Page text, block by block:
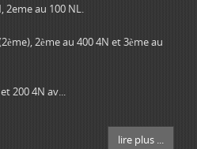
2eme au 100 NL.
2ème au 400 4N et 3ème au
200 4N av...
lire plus ...